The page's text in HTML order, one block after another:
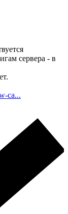
сервера - в
ca...